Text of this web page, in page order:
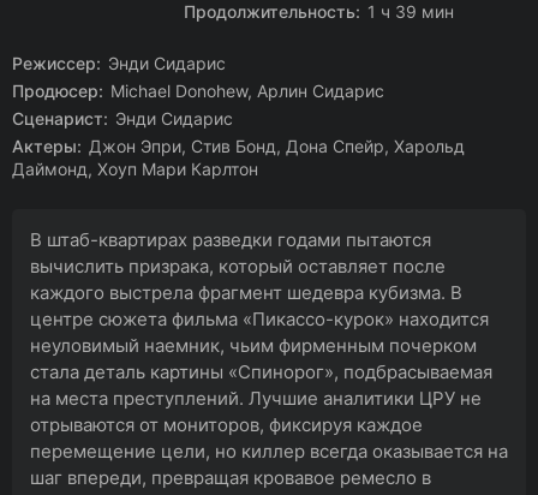
Продолжительность: 1 ч 39 мин
Режиссер: Энди Сидарис
Продюсер: Michael Donohew, Арлин Сидарис
Сценарист: Энди Сидарис
Актеры: Джон Эпри, Стив Бонд, Дона Спейр, Харольд
Даймонд, Хоуп Мари Карлтон
В штаб-квартирах разведки годами пытаются
вычислить призрака, который оставляет после
каждого выстрела фрагмент шедевра кубизма. В
центре сюжета фильма «Пикассо-курок» находится
неуловимый наемник, чьим фирменным почерком
стала деталь картины «Спинорог», подбрасываемая
на места преступлений. Лучшие аналитики ЦРУ не
отрываются от мониторов, фиксируя каждое
перемещение цели, но киллер всегда оказывается на
шаг впереди, превращая кровавое ремесло в